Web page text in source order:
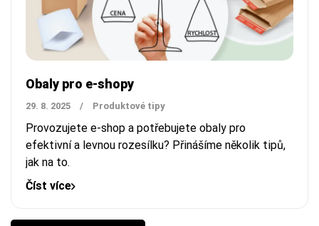
Obaly pro e-shopy
29. 8. 2025 / Produktové tipy
Provozujete e-shop a potřebujete obaly pro
efektivní a levnou rozesílku? Přinášíme několik tipů,
jak na to.
Číst více